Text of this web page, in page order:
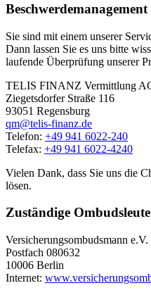
Beschwerdemanagement
Sie sind mit einem unserer
Dann lassen Sie es uns bitte
laufende Überprüfung unserer
TELIS FINANZ Vermittlung
Ziegetsdorfer Straße 116
93051 Regensburg
qm@telis-finanz.de
Telefon: +49 941 6022-240
Telefax: +49 941 6022-4240
Vielen Dank, dass Sie uns die
lösen.
Zuständige
Versicherungsombudsmann e.V.
Postfach 080632
10006 Berlin
Internet: